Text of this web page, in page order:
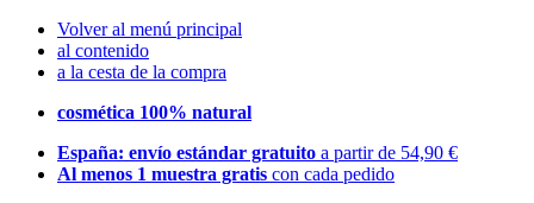
Volver al menú principal
al contenido
a la cesta de la compra
cosmética 100% natural
España: envío estándar gratuito a partir de 54,90 €
Al menos 1 muestra gratis con cada pedido